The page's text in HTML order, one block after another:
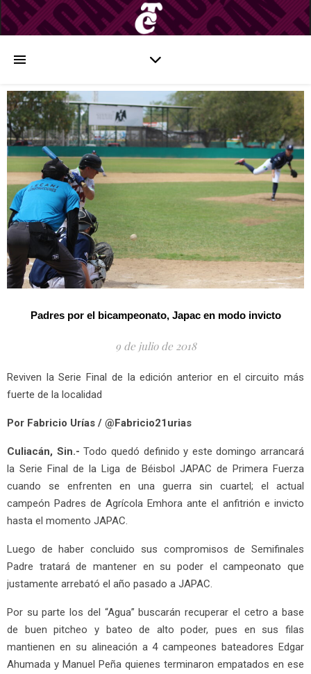
Padres por el bicampeonato, Japac en modo invicto
9 de julio de 2018
Reviven la Serie Final de la edición anterior en el circuito más
fuerte de la localidad
Por Fabricio Urías / @Fabricio21urias
Culiacán, Sin.-Todo quedó definido y este domingo arrancará
la Serie Final de la Liga de Béisbol JAPAC de Primera Fuerza
cuando se enfrenten en una guerra sin cuartel; el actual
campeón Padres de Agrícola Emhora ante el anfitrión e invicto
hasta el momento JAPAC.
Luego de haber concluido sus compromisos de Semifinales
Padre tratará de mantener en su poder el campeonato que
justamente arrebató el año pasado a JAPAC.
Por su parte los del “Agua” buscarán recuperar el cetro a base
de buen pitcheo y bateo de alto poder, pues en sus filas
mantienen en su alineación a 4 campeones bateadores Edgar
Ahumada y Manuel Peña quienes terminaron empatados en ese